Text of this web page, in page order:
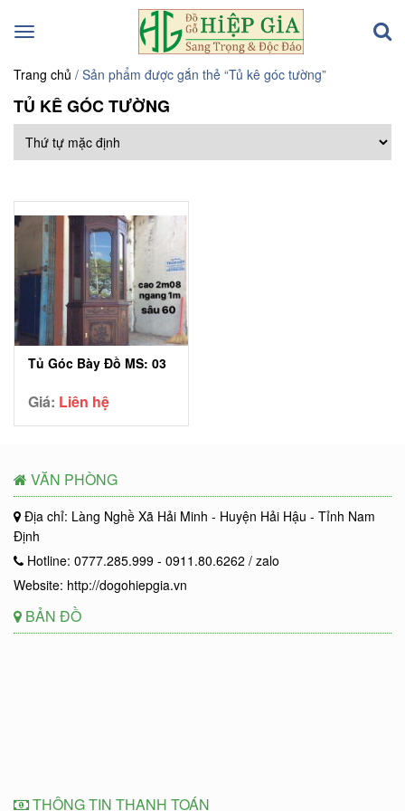
Toggle
Trang chủ / Sản phẩm được gắn thẻ “Tủ kê góc tường”
TỦ KÊ GÓC TƯỜNG
Tủ Góc Bày Đồ MS: 03
Giá: Liên hệ
VĂN PHÒNG
Địa chỉ: Làng Nghề Xã Hải Minh - Huyện Hải Hậu - Tỉnh Nam
Định
Hotline: 0777.285.999 - 0911.80.6262 / zalo
Website: http://dogohiepgia.vn
BẢN ĐỒ
THÔNG TIN THANH TOÁN